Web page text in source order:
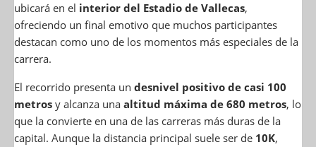
ubicará en el interior del Estadio de Vallecas,
ofreciendo un final emotivo que muchos participantes
destacan como uno de los momentos más especiales de la
carrera.
El recorrido presenta un desnivel positivo de casi 100
metros y alcanza una altitud máxima de 680 metros, lo
que la convierte en una de las carreras más duras de la
capital. Aunque la distancia principal suele ser de 10K,